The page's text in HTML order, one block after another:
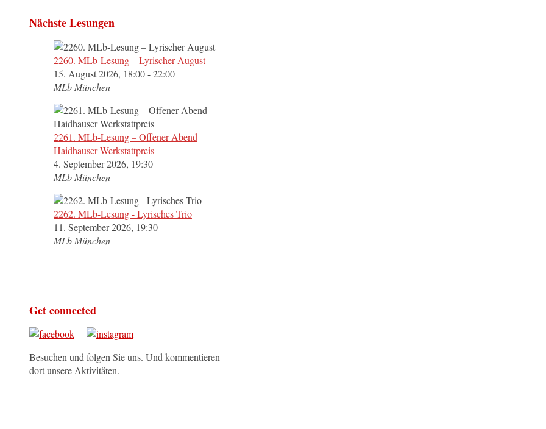
Nächste Lesungen
2260. MLb-Lesung – Lyrischer August
15. August 2026, 18:00 - 22:00
MLb München
2261. MLb-Lesung – Offener Abend
Haidhauser Werkstattpreis
4. September 2026, 19:30
MLb München
2262. MLb-Lesung - Lyrisches Trio
11. September 2026, 19:30
MLb München
Get connected
Besuchen und folgen Sie uns. Und kommentieren
dort unsere Aktivitäten.